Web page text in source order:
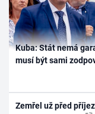
Kuba: Stát nemá
musí být sami
Zemřel už před